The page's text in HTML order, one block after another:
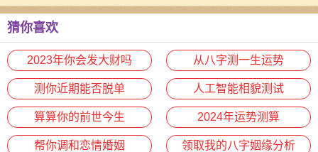
猜你喜欢
2023年你会发大财吗 从八字测一生运势
测你近期能否脱单 人工智能相貌测试
算算你的前世今生 2024年运势测算
帮你调和恋情婚姻 领取我的八字姻缘分析